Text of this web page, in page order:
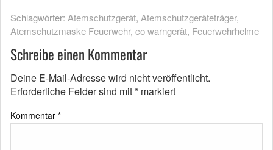
Schlagwörter: Atemschutzgerät, Atemschutzgeräteträger,
Atemschutzmaske Feuerwehr, co warngerät, Feuerwehrhelme
Schreibe einen Kommentar
Deine E-Mail-Adresse wird nicht veröffentlicht.
Erforderliche Felder sind mit* markiert
Kommentar *